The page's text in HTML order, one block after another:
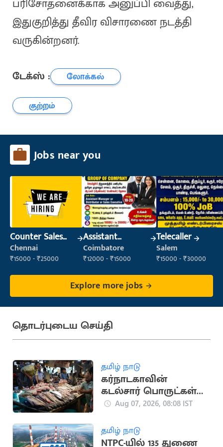
பரிசோதனைக்காக அனுப்பி வைத்து,
இதுகுறித்து தீவிர விசாரணை நடத்தி
வருகின்றனர்.
டேக்ஸ் :
லோக்கல்
குற்றம்
Jobs near you
Counter Sales
Executive (Retail
Sales)
Chennai
₹15000 - ₹25000
Assistant
Manager
Coimbatore
₹12000 - ₹15000
Telecaller
Salem
₹15000 - ₹30000
Explore more jobs
தொடர்புடைய செய்தி
தமிழ் நாடு
கர்நாடகாவின்
கடல்சார் பொருட்கள்
ஏற்றுமதி 56% உயர்வு,
Aug 07, 2026, 08:08 IST
தமிழ் நாடு
NTPC-யில் 135 துணை